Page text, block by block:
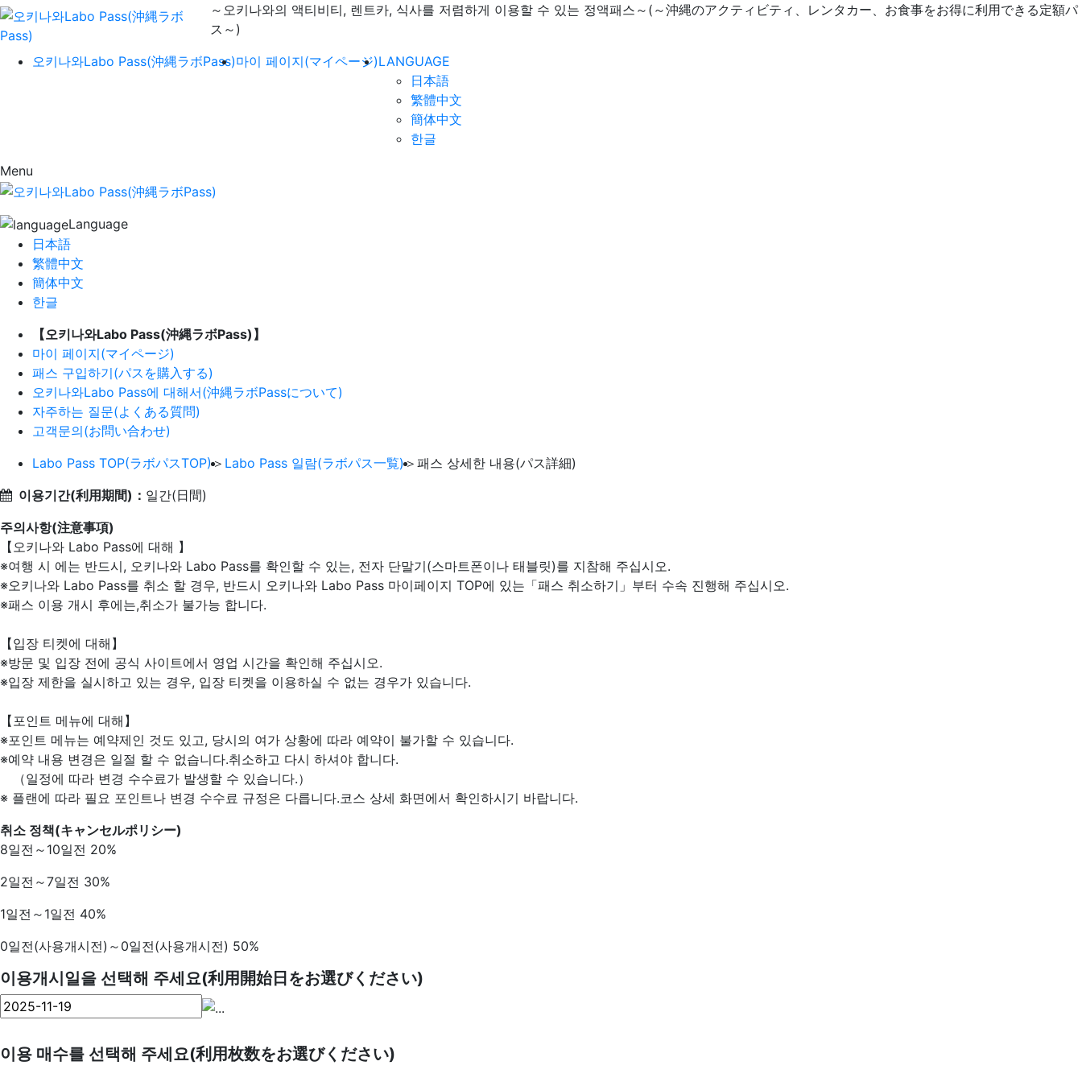
～오키나와의 액티비티, 렌트카, 식사를 저렴하게 이용할 수 있는 정액패스～(～沖縄のアクティビティ、レンタカー、お食事をお得に利用できる定額パ
ス～)
오키나와Labo Pass(沖縄ラボPass)마이 페이지(マイページ)LANGUAGE
日本語
繁體中文
簡体中文
한글
Menu
Language
日本語
繁體中文
簡体中文
한글
【오키나와Labo Pass(沖縄ラボPass)】
마이 페이지(マイページ)
패스 구입하기(パスを購入する)
오키나와Labo Pass에 대해서(沖縄ラボPassについて)
자주하는 질문(よくある質問)
고객문의(お問い合わせ)
Labo Pass TOP(ラボパスTOP)＞ Labo Pass 일람(ラボパス一覧)＞ 패스 상세한 내용(パス詳細)
이용기간(利用期間)： 일간(日間)
주의사항(注意事項)
【오키나와 Labo Pass에 대해 】
※여행 시 에는 반드시, 오키나와 Labo Pass를 확인할 수 있는, 전자 단말기(스마트폰이나 태블릿)를 지참해 주십시오.
※오키나와 Labo Pass를 취소 할 경우, 반드시 오키나와 Labo Pass 마이페이지 TOP에 있는「패스 취소하기」부터 수속 진행해 주십시오.
※패스 이용 개시 후에는,취소가 불가능 합니다.
【입장 티켓에 대해】
※방문 및 입장 전에 공식 사이트에서 영업 시간을 확인해 주십시오.
※입장 제한을 실시하고 있는 경우, 입장 티켓을 이용하실 수 없는 경우가 있습니다.
【포인트 메뉴에 대해】
※포인트 메뉴는 예약제인 것도 있고, 당시의 여가 상황에 따라 예약이 불가할 수 있습니다.
※예약 내용 변경은 일절 할 수 없습니다.취소하고 다시 하셔야 합니다.
（일정에 따라 변경 수수료가 발생할 수 있습니다.）
※ 플랜에 따라 필요 포인트나 변경 수수료 규정은 다릅니다.코스 상세 화면에서 확인하시기 바랍니다.
취소 정책(キャンセルポリシー)
8일전～10일전 20%
2일전～7일전 30%
1일전～1일전 40%
0일전(사용개시전)～0일전(사용개시전) 50%
이용개시일을 선택해 주세요(利用開始日をお選びください)
이용 매수를 선택해 주세요(利用枚数をお選びください)